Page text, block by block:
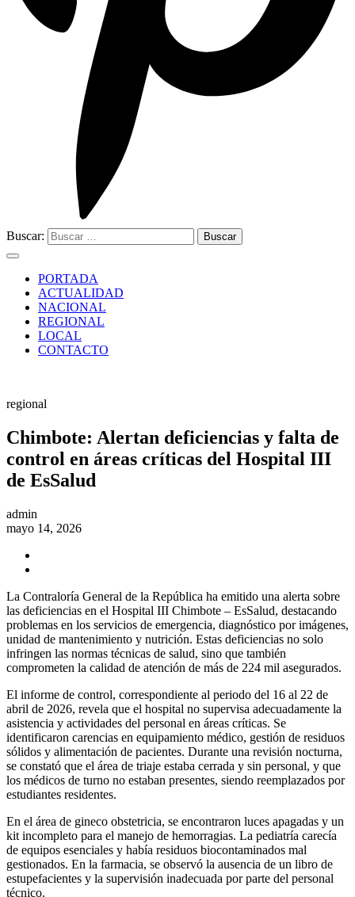
Buscar:
PORTADA
ACTUALIDAD
NACIONAL
REGIONAL
LOCAL
CONTACTO
regional
Chimbote: Alertan deficiencias y falta de
control en áreas críticas del Hospital III
de EsSalud
admin
mayo 14, 2026
La Contraloría General de la República ha emitido una alerta sobre
las deficiencias en el Hospital III Chimbote – EsSalud, destacando
problemas en los servicios de emergencia, diagnóstico por imágenes,
unidad de mantenimiento y nutrición. Estas deficiencias no solo
infringen las normas técnicas de salud, sino que también
comprometen la calidad de atención de más de 224 mil asegurados.
El informe de control, correspondiente al periodo del 16 al 22 de
abril de 2026, revela que el hospital no supervisa adecuadamente la
asistencia y actividades del personal en áreas críticas. Se
identificaron carencias en equipamiento médico, gestión de residuos
sólidos y alimentación de pacientes. Durante una revisión nocturna,
se constató que el área de triaje estaba cerrada y sin personal, y que
los médicos de turno no estaban presentes, siendo reemplazados por
estudiantes residentes.
En el área de gineco obstetricia, se encontraron luces apagadas y un
kit incompleto para el manejo de hemorragias. La pediatría carecía
de equipos esenciales y había residuos biocontaminados mal
gestionados. En la farmacia, se observó la ausencia de un libro de
estupefacientes y la supervisión inadecuada por parte del personal
técnico.